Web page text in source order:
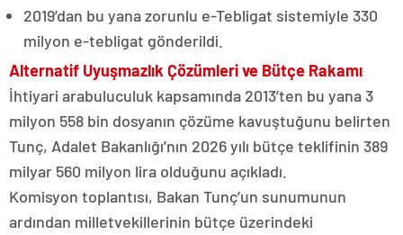
2019’dan bu yana zorunlu e-Tebligat sistemiyle 330
milyon e-tebligat gönderildi.
Alternatif Uyuşmazlık Çözümleri ve Bütçe Rakamı
İhtiyari arabuluculuk kapsamında 2013’ten bu yana 3
milyon 558 bin dosyanın çözüme kavuştuğunu belirten
Tunç, Adalet Bakanlığı’nın 2026 yılı bütçe teklifinin 389
milyar 560 milyon lira olduğunu açıkladı.
Komisyon toplantısı, Bakan Tunç’un sunumunun
ardından milletvekillerinin bütçe üzerindeki